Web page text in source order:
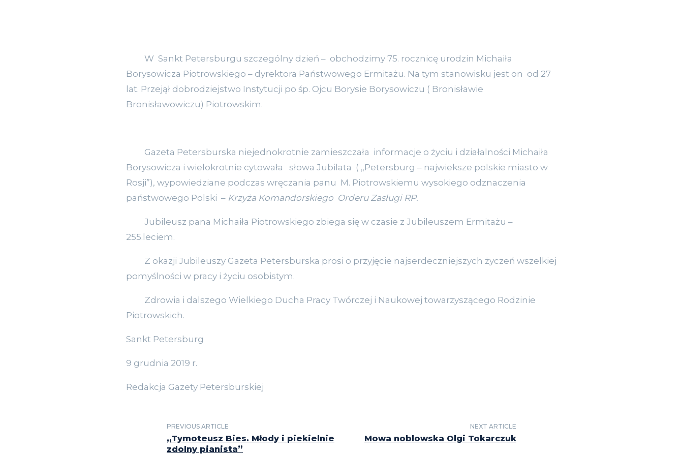
W Sankt Petersburgu szczególny dzień – obchodzimy 75. rocznicę urodzin Michaiła
Borysowicza Piotrowskiego – dyrektora Państwowego Ermitażu. Na tym stanowisku jest on od 27
lat. Przejął dobrodziejstwo Instytucji po śp. Ojcu Borysie Borysowiczu ( Bronisławie
Bronisławowiczu) Piotrowskim.
Gazeta Petersburska niejednokrotnie zamieszczała informacje o życiu i działalności Michaiła
Borysowicza i wielokrotnie cytowała słowa Jubilata ( „Petersburg – najwieksze polskie miasto w
Rosji”), wypowiedziane podczas wręczania panu M. Piotrowskiemu wysokiego odznaczenia
państwowego Polski – Krzyża Komandorskiego Orderu Zasługi RP.
Jubileusz pana Michaiła Piotrowskiego zbiega się w czasie z Jubileuszem Ermitażu –
255.leciem.
Z okazji Jubileuszy Gazeta Petersburska prosi o przyjęcie najserdeczniejszych życzeń wszelkiej
pomyślności w pracy i życiu osobistym.
Zdrowia i dalszego Wielkiego Ducha Pracy Twórczej i Naukowej towarzyszącego Rodzinie
Piotrowskich.
Sankt Petersburg
9 grudnia 2019 r.
Redakcja Gazety Petersburskiej
PREVIOUS ARTICLE
„Tymoteusz Bies. Młody i piekielnie
zdolny pianista”
NEXT ARTICLE
Mowa noblowska Olgi Tokarczuk